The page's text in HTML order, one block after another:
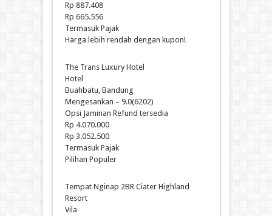
Rp 887.408
Rp 665.556
Termasuk Pajak
Harga lebih rendah dengan kupon!
The Trans Luxury Hotel
Hotel
Buahbatu, Bandung
Mengesankan – 9.0(6202)
Opsi Jaminan Refund tersedia
Rp 4.070.000
Rp 3.052.500
Termasuk Pajak
Pilihan Populer
Tempat Nginap 2BR Ciater Highland
Resort
Vila